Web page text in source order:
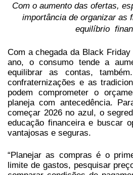
Com o aumento das ofertas,
importância de organizar as
equilíbrio
Com a chegada da Black
ano, o consumo tende a
equilibrar as contas,
confraternizações e as
podem comprometer o
planeja com antecedência.
começar 2026 no azul, o
educação financeira e buscar
vantajosas e seguras.
“Planejar as compras é o
limite de gastos, pesquisar